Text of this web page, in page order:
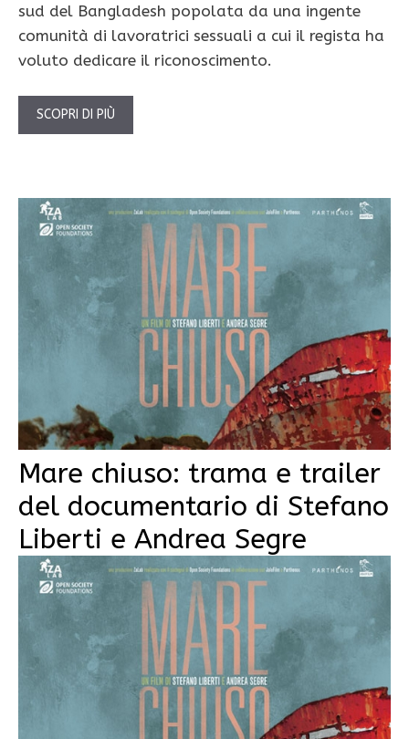
sud del Bangladesh popolata da una ingente
comunità di lavoratrici sessuali a cui il regista ha
voluto dedicare il riconoscimento.
SCOPRI DI PIÙ
Mare chiuso: trama e trailer
del documentario di Stefano
Liberti e Andrea Segre